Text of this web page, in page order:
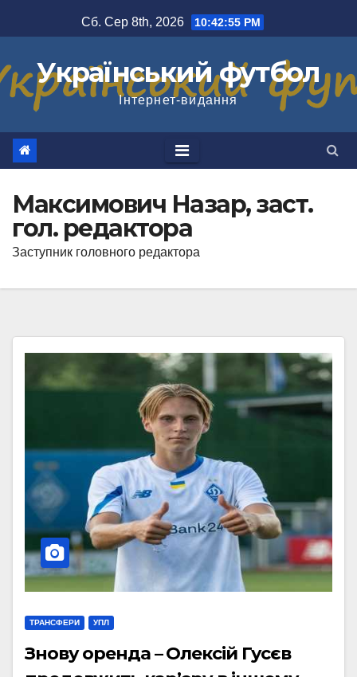
до
Сб. Сер 8th, 2026 10:42:56 PM
Український футбол
Інтернет-видання
Максимович Назар, заст.
гол. редактора
Заступник головного редактора
ТРАНСФЕРИ УПЛ
Знову оренда – Олексій Гусєв